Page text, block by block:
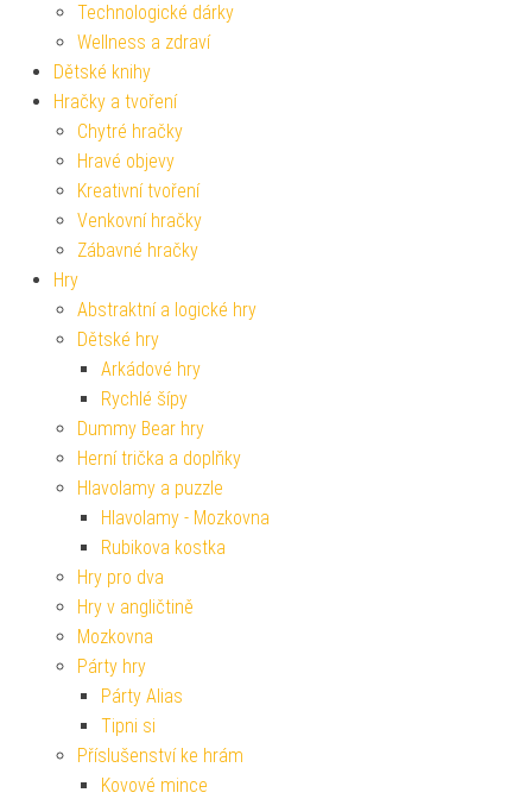
Technologické dárky
Wellness a zdraví
Dětské knihy
Hračky a tvoření
Chytré hračky
Hravé objevy
Kreativní tvoření
Venkovní hračky
Zábavné hračky
Hry
Abstraktní a logické hry
Dětské hry
Arkádové hry
Rychlé šípy
Dummy Bear hry
Herní trička a doplňky
Hlavolamy a puzzle
Hlavolamy - Mozkovna
Rubikova kostka
Hry pro dva
Hry v angličtině
Mozkovna
Párty hry
Párty Alias
Tipni si
Příslušenství ke hrám
Kovové mince